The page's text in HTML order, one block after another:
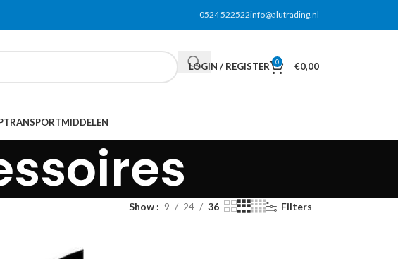
0524 522522info@alutrading.nl
LOGIN / REGISTER 0 €0,00
TRANSPORTMIDDELEN
Show 9 24 36 Filters